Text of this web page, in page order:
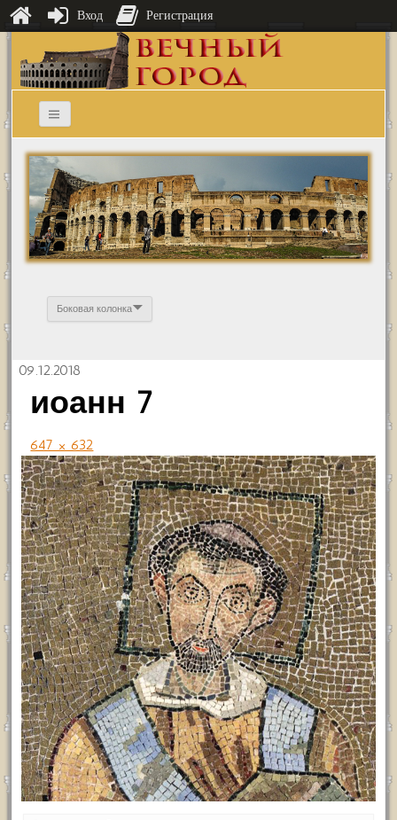
Боковая колонка
09.12.2018
иоанн 7
647 × 632
Вход Регистрация